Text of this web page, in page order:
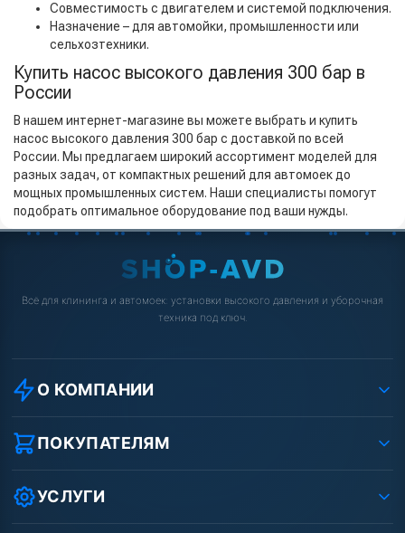
Совместимость с двигателем и системой подключения.
Назначение – для автомойки, промышленности или
сельхозтехники.
Купить насос высокого давления 300 бар в
России
В нашем интернет-магазине вы можете выбрать и купить
насос высокого давления 300 бар с доставкой по всей
России. Мы предлагаем широкий ассортимент моделей для
разных задач, от компактных решений для автомоек до
мощных промышленных систем. Наши специалисты помогут
подобрать оптимальное оборудование под ваши нужды.
Всё для клининга и автомоек: установки высокого давления и уборочная
техника под ключ.
О КОМПАНИИ
О компании
Реквизиты ООО «Шоп АВД»
Защита данных клиента
Условия соглашения
Вакансии
ПОКУПАТЕЛЯМ
Как заказать?
Оплата
Доставка
УСЛУГИ
Ремонт АВД